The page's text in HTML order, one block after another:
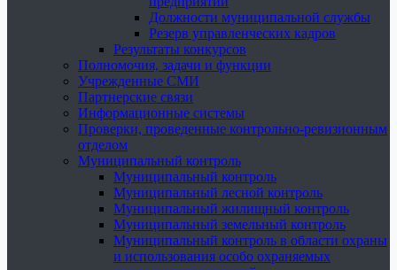
Должности муниципальной службы
Резерв управленческих кадров
Результаты конкурсов
Полномочия, задачи и функции
Учрежденные СМИ
Партнерские связи
Информационные системы
Проверки, проведенные контрольно-ревизионным
отделом
Муниципальный контроль
Муниципальный контроль
Муниципальный лесной контроль
Муниципальный жилищный контроль
Муниципальный земельный контроль
Муниципальный контроль в области охраны
и использования особо охраняемых